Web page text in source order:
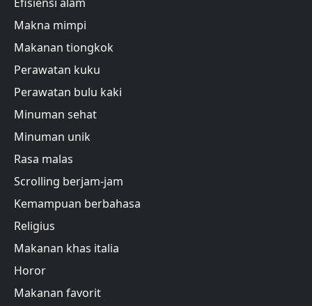
Makna mimpi
Makanan tiongkok
Perawatan kuku
Perawatan bulu kaki
Minuman sehat
Minuman unik
Rasa malas
Scrolling berjam-jam
Kemampuan berbahasa
Religius
Makanan khas italia
Horor
Makanan favorit